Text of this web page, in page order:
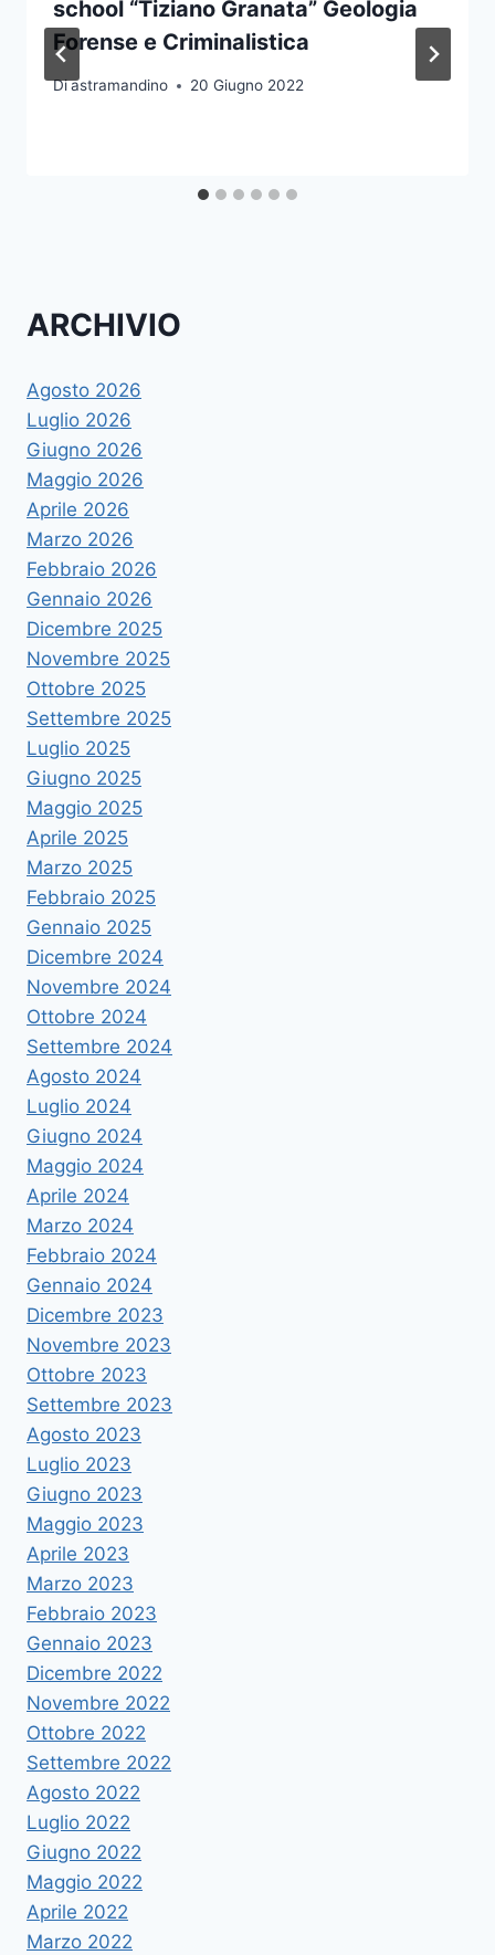
school “Tiziano Granata” Geologia
Forense e Criminalistica
Diastramandino 20 Giugno 2022
ARCHIVIO
Agosto 2026
Luglio 2026
Giugno 2026
Maggio 2026
Aprile 2026
Marzo 2026
Febbraio 2026
Gennaio 2026
Dicembre 2025
Novembre 2025
Ottobre 2025
Settembre 2025
Luglio 2025
Giugno 2025
Maggio 2025
Aprile 2025
Marzo 2025
Febbraio 2025
Gennaio 2025
Dicembre 2024
Novembre 2024
Ottobre 2024
Settembre 2024
Agosto 2024
Luglio 2024
Giugno 2024
Maggio 2024
Aprile 2024
Marzo 2024
Febbraio 2024
Gennaio 2024
Dicembre 2023
Novembre 2023
Ottobre 2023
Settembre 2023
Agosto 2023
Luglio 2023
Giugno 2023
Maggio 2023
Aprile 2023
Marzo 2023
Febbraio 2023
Gennaio 2023
Dicembre 2022
Novembre 2022
Ottobre 2022
Settembre 2022
Agosto 2022
Luglio 2022
Giugno 2022
Maggio 2022
Aprile 2022
Marzo 2022